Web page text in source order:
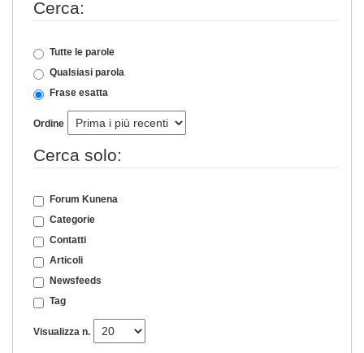
Cerca:
Tutte le parole
Qualsiasi parola
Frase esatta
Ordine
Cerca solo:
Forum Kunena
Categorie
Contatti
Articoli
Newsfeeds
Tag
Visualizza n.